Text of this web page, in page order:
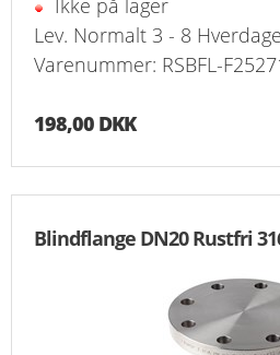
NYHEDER
VILKÅR
Ikke på lager
Lev. Normalt 3 - 8 Hverdage
Varenummer: RSBFL-
198,00 DKK
Blindflange DN20 Rustfri